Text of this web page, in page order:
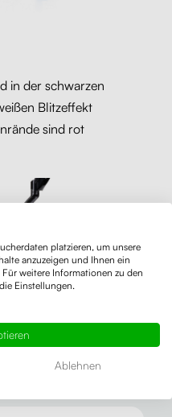
in der schwarzen
Blitzeffekt
sind rot
platzieren, um unsere
anzuzeigen und Ihnen ein
weitere Informationen zu den
Einstellungen.
Ablehnen